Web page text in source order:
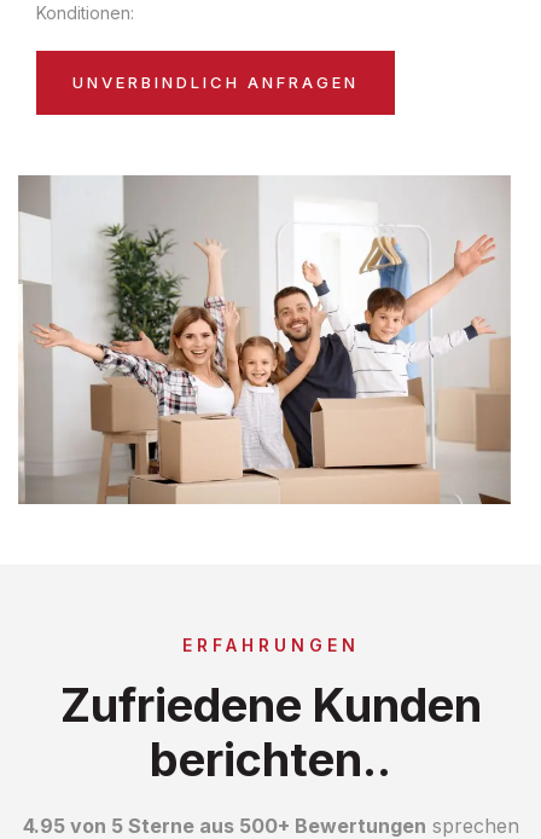
Konditionen:
UNVERBINDLICH ANFRAGEN
ERFAHRUNGEN
Zufriedene Kunden
berichten..
4.95 von 5 Sterne aus 500+ Bewertungen sprechen